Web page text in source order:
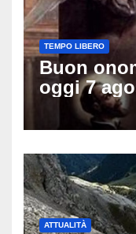
TEMPO LIBERO
Buon
oggi 7
di auguri
social
ATTUALITÀ